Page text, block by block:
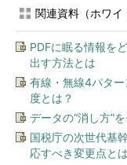
関連資料（ホワイ
PDFに眠る情報を
出す方法とは
有線・無線4パタ
度とは？
データの“消し方”
国税庁の次世代基
応すべき変更点と